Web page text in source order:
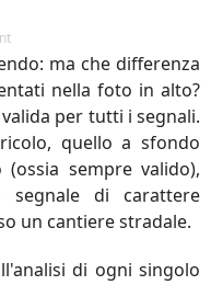
ma che differenza
nella foto in alto?
per tutti i segnali.
quello a sfondo
sempre valido),
di carattere
un cantiere stradale.
di ogni singolo